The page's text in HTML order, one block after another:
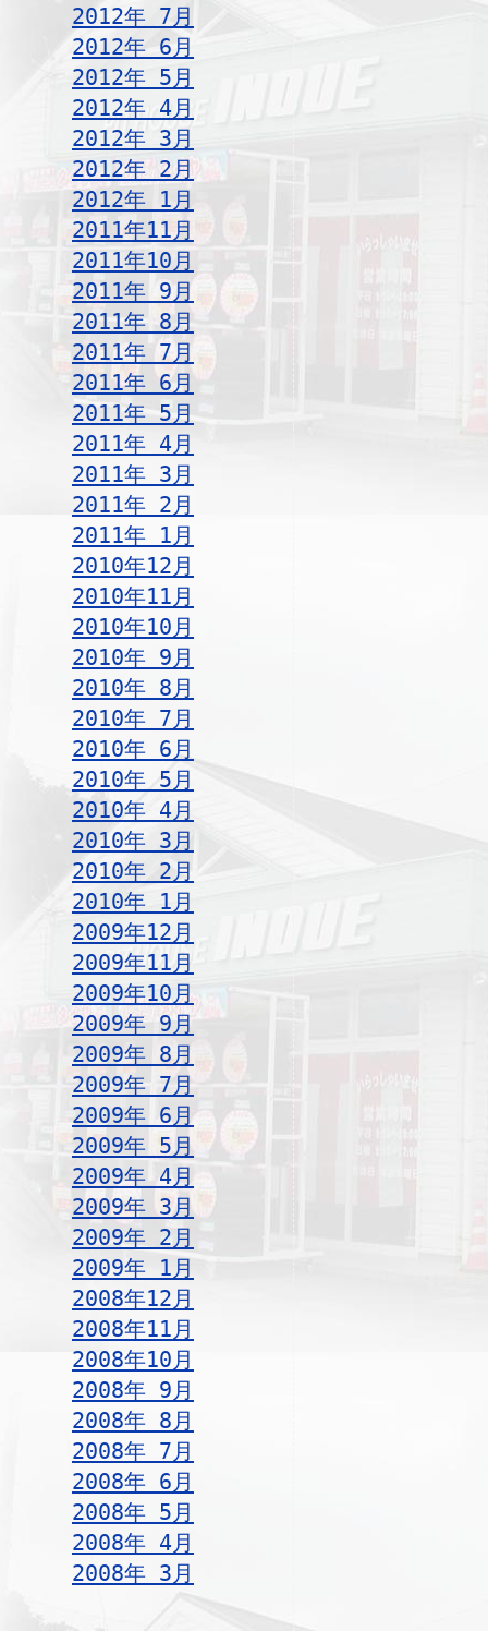
2012年 7月
2012年 6月
2012年 5月
2012年 4月
2012年 3月
2012年 2月
2012年 1月
2011年11月
2011年10月
2011年 9月
2011年 8月
2011年 7月
2011年 6月
2011年 5月
2011年 4月
2011年 3月
2011年 2月
2011年 1月
2010年12月
2010年11月
2010年10月
2010年 9月
2010年 8月
2010年 7月
2010年 6月
2010年 5月
2010年 4月
2010年 3月
2010年 2月
2010年 1月
2009年12月
2009年11月
2009年10月
2009年 9月
2009年 8月
2009年 7月
2009年 6月
2009年 5月
2009年 4月
2009年 3月
2009年 2月
2009年 1月
2008年12月
2008年11月
2008年10月
2008年 9月
2008年 8月
2008年 7月
2008年 6月
2008年 5月
2008年 4月
2008年 3月